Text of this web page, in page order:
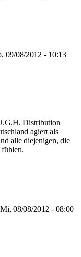
09/08/2012 - 10:13
Distribution
agiert als
alle diejenigen, die
fühlen.
08/08/2012 - 08:00